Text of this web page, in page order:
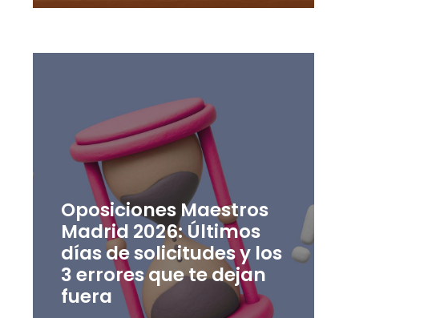
Oposiciones Maestros
Madrid 2026: Últimos
días de solicitudes y los
3 errores que te dejan
fuera